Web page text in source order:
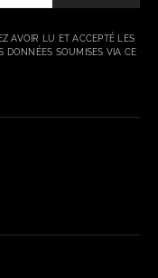
AVOIR LU ET ACCEPTÉ LES
DONNÉES SOUMISES VIA CE